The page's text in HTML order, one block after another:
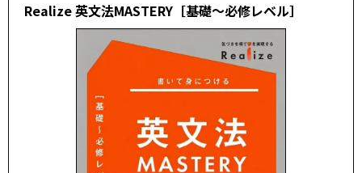
Realize 英文法MASTERY［基礎～必修レベル］